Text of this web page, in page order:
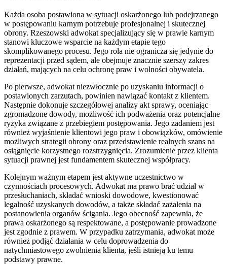
Każda osoba postawiona w sytuacji oskarżonego lub podejrzanego
w postępowaniu karnym potrzebuje profesjonalnej i skutecznej
obrony. Rzeszowski adwokat specjalizujący się w prawie karnym
stanowi kluczowe wsparcie na każdym etapie tego
skomplikowanego procesu. Jego rola nie ogranicza się jedynie do
reprezentacji przed sądem, ale obejmuje znacznie szerszy zakres
działań, mających na celu ochronę praw i wolności obywatela.
Po pierwsze, adwokat niezwłocznie po uzyskaniu informacji o
postawionych zarzutach, powinien nawiązać kontakt z klientem.
Następnie dokonuje szczegółowej analizy akt sprawy, oceniając
zgromadzone dowody, możliwość ich podważenia oraz potencjalne
ryzyka związane z przebiegiem postępowania. Jego zadaniem jest
również wyjaśnienie klientowi jego praw i obowiązków, omówienie
możliwych strategii obrony oraz przedstawienie realnych szans na
osiągnięcie korzystnego rozstrzygnięcia. Zrozumienie przez klienta
sytuacji prawnej jest fundamentem skutecznej współpracy.
Kolejnym ważnym etapem jest aktywne uczestnictwo w
czynnościach procesowych. Adwokat ma prawo brać udział w
przesłuchaniach, składać wnioski dowodowe, kwestionować
legalność uzyskanych dowodów, a także składać zażalenia na
postanowienia organów ścigania. Jego obecność zapewnia, że
prawa oskarżonego są respektowane, a postępowanie prowadzone
jest zgodnie z prawem. W przypadku zatrzymania, adwokat może
również podjąć działania w celu doprowadzenia do
natychmiastowego zwolnienia klienta, jeśli istnieją ku temu
podstawy prawne.